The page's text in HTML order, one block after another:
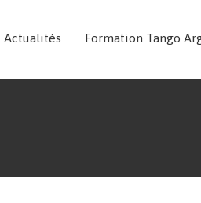
Actualités Formation Tango